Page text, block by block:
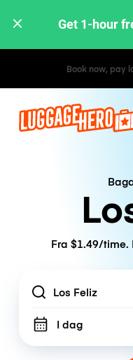
Get 1-hour
Fra $1.49/time.
Location
I dag